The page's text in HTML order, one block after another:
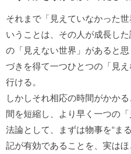
それまで「見えていなかった
いうことは、その人が成長し
の「見えない世界」があると
づきを得て一つひとつの「見
行ける。
しかしそれ相応の時間がかか
間を短縮し、より早く一つの
法論として、まずは物事を“ま
記が有効であることを、実は